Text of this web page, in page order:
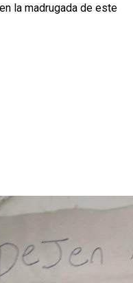
la madrugada de este